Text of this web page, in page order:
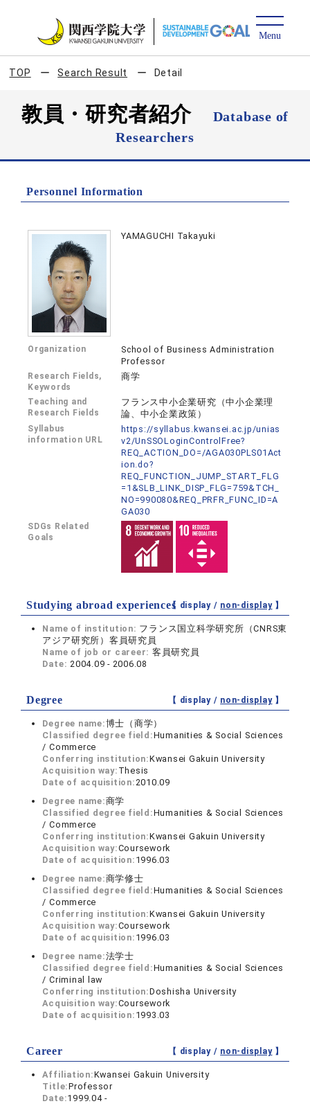
TOP Search Result Detail
教員・研究者紹介
Database of
Researchers
Personnel Information
YAMAGUCHI Takayuki
Organization
School of Business Administration
Professor
Research Fields,
Keywords
商学
Teaching and
Research Fields
フランス中小企業研究（中小企業理
論、中小企業政策）
Syllabus
information URL
https://syllabus.kwansei.ac.jp/unias
v2/UnSSOLoginControlFree?
REQ_ACTION_DO=/AGA030PLS01Act
ion.do?
REQ_FUNCTION_JUMP_START_FLG
=1&SLB_LINK_DISP_FLG=759&TCH_
NO=990080&REQ_PRFR_FUNC_ID=A
GA030
SDGs Related
Goals
Studying abroad experiences【 display / non-display】
Name of institution: フランス国立科学研究所（CNRS東
アジア研究所）客員研究員
Name of job or career: 客員研究員
Date:2004.09 - 2006.08
Degree 【 display / non-display】
Degree name:博士（商学）
Classified degree field:Humanities & Social Sciences
/ Commerce
Conferring institution:Kwansei Gakuin University
Acquisition way: Thesis
Date of acquisition:2010.09
Degree name:商学
Classified degree field:Humanities & Social Sciences
/ Commerce
Conferring institution:Kwansei Gakuin University
Acquisition way:Coursework
Date of acquisition: 1996.03
Degree name:商学修士
Classified degree field:Humanities & Social Sciences
/ Commerce
Conferring institution:Kwansei Gakuin University
Acquisition way:Coursework
Date of acquisition: 1996.03
Degree name:法学士
Classified degree field:Humanities & Social Sciences
/ Criminal law
Conferring institution:Doshisha University
Acquisition way:Coursework
Date of acquisition: 1993.03
Career 【 display / non-display】
Affiliation:Kwansei Gakuin University
Title:Professor
Date:1999.04 -